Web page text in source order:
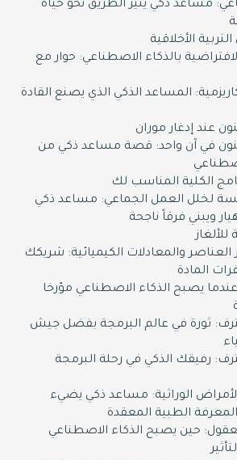
مساعد ذكي ينير الطريق نحو حياة
الأخلاقية
بالذكاء الاصطناعي: حوار مع
المساعد الذكي الذي يصنع القادة
عند إدغار موران
في آن واحد: قصة مساعد ذكي من
الكلية المناسب لك
لخلل العمل الجماعي: مساعد ذكي
ويبني فرقاً ناجحة
للألغاز
العناصر والمعادلات الكيميائية: شريكك
المادة
عندما يصبح الذكاء الاصطناعي مؤرخا
ثورة في عالم البرمجة بفضل جيش
رفيقك الذكي في رحلة البرمجة
الأمراض الوراثية: مساعد ذكي يضيء
الطبية المعقدة
حين يصبح الذكاء الاصطناعي